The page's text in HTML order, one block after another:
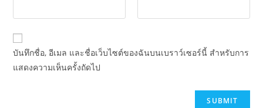
บันทึกชื่อ, อีเมล และชื่อเว็บไซต์ของฉันบนเบราว์เซอร์นี้ สำหรับการ
แสดงความเห็นครั้งถัดไป